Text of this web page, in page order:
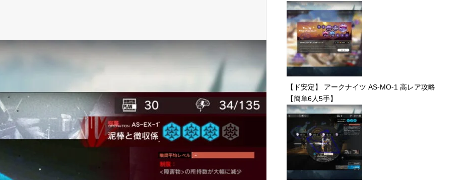
【ド安定】 アークナイツ AS-MO-1 高レア攻略
【簡単6人5手】